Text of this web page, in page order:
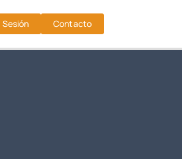
Sesión Contacto